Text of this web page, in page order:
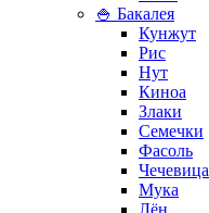
🍚 Бакалея
Кунжут
Рис
Нут
Киноа
Злаки
Семечки
Фасоль
Чечевица
Мука
Лён